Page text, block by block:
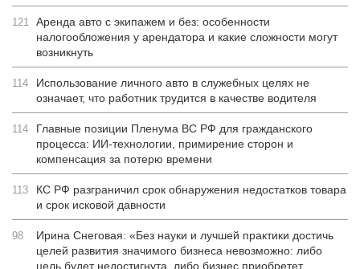
121 Аренда авто с экипажем и без: особенности
налогообложения у арендатора и какие сложности могут
возникнуть
114
Использование личного авто в служебных целях не
означает, что работник трудится в качестве водителя
114
Главные позиции Пленума ВС РФ для гражданского
процесса: ИИ-технологии, примирение сторон и
компенсация за потерю времени
113
КС РФ разграничил срок обнаружения недостатков товара
и срок исковой давности
98
Ирина Снеговая: «Без науки и лучшей практики достичь
целей развития значимого бизнеса невозможно: либо
цель будет недостигнута, либо бизнес приобретет